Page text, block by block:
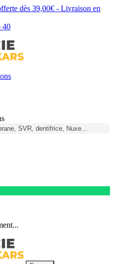
dès 39,00€ - Livraison en
40
SVR, dentifrice, Nuxe…